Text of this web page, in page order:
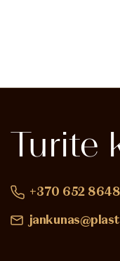
Turite
+370 652